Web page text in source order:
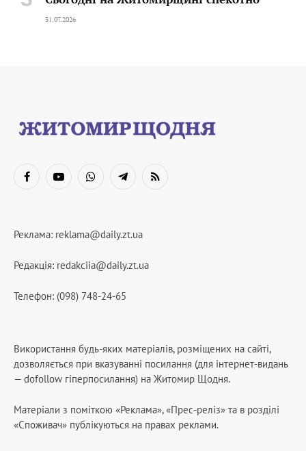
31.07.2026
FacebookYouTubeWhatsAppTelegramRSS
Реклама: reklama@daily.zt.ua
Редакція: redakciia@daily.zt.ua
Телефон: (098) 748-24-65
Використання будь-яких матеріалів, розміщених на сайті,
дозволяється при вказуванні посилання (для інтернет-видань
— dofollow гіперпосилання) на Житомир Щодня.
Матеріали з поміткою «Реклама», «Прес-реліз» та в розділі
«Споживач» публікуються на правах реклами.